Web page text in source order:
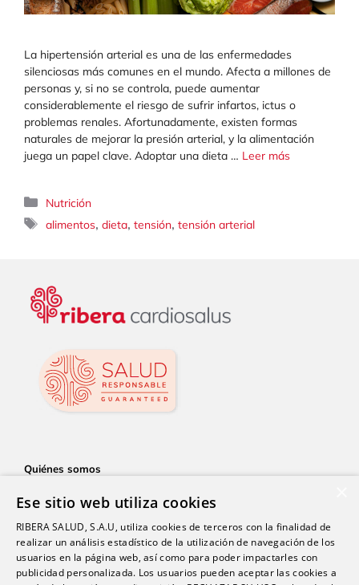
La hipertensión arterial es una de las enfermedades
silenciosas más comunes en el mundo. Afecta a millones de
personas y, si no se controla, puede aumentar
considerablemente el riesgo de sufrir infartos, ictus o
problemas renales. Afortunadamente, existen formas
naturales de mejorar la presión arterial, y la alimentación
juega un papel clave. Adoptar una dieta … Leer más
Categorías
Nutrición
Etiquetas
alimentos,dieta,tensión,tensión arterial
Quiénes somos
Servicios
Actualidad
Consentimiento informado
Ese sitio web utiliza cookies
RIBERA SALUD, S.A.U, utiliza cookies de terceros con la finalidad de
realizar un análisis estadístico de la utilización de navegación de los
usuarios en la página web, así como para poder impactarles con
publicidad personalizada. Los usuarios pueden aceptar las cookies a